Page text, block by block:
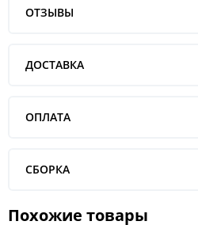
ОТЗЫВЫ
ДОСТАВКА
ОПЛАТА
СБОРКА
Похожие товары